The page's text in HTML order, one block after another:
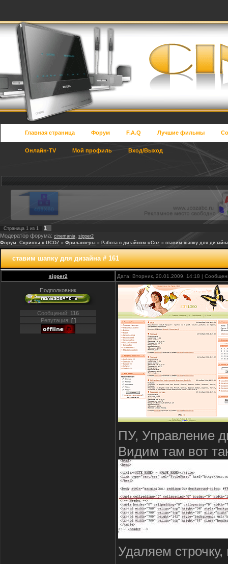
Главная страница Форум F.A.Q Лучшие фильмы
Онлайн-TV Мой профиль Вход/Выход
Страница 1 из 1
1
Модератор форума: cinemania sipper2
Форум. Скрипты к UCOZ » Фрилансеры » Работа с дизайном uCoz » ставим шапку для
ставим шапку для дизайна # 161
sipper2 Дата: Вторник, 20.01.2009, 14:18 |
Подполковник
Сообщений: 116
Репутация: [ ]
ПУ, Управление
Видим там вот
Удаляем